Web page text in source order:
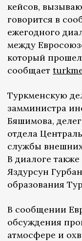
кейсов,
говорится в
ежегодного
между
который
сообщает
Туркменскую
замминистра
Бяшимова,
отдела
службы
В диалоге
Яздурсун
образования
В сообщении
обсуждения
атмосфере и